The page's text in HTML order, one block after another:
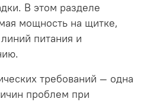
В этом разделе
мощность на щитке,
питания и
требований — одна
проблем при